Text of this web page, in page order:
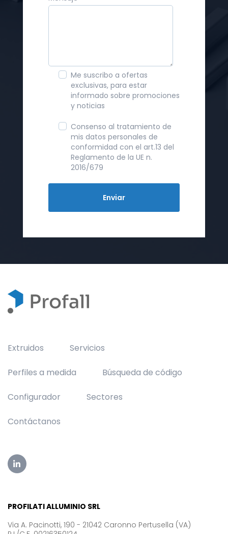
Me suscribo a ofertas
exclusivas, para estar
informado sobre promociones
y noticias
Consenso al tratamiento de
mis datos personales de
conformidad con el art.13 del
Reglamento de la UE n.
2016/679
Extruidos Servicios
Perfiles a medida Búsqueda de código
Configurador Sectores
Contáctanos
PROFILATI ALLUMINIO SRL
Via A. Pacinotti, 190 - 21042 Caronno Pertusella (VA)